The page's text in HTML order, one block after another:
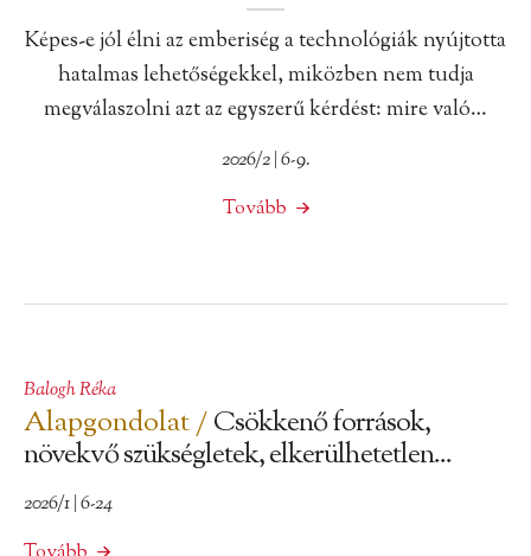
Képes-e jól élni az emberiség a technológiák nyújtotta
hatalmas lehetőségekkel, miközben nem tudja
megválaszolni azt az egyszerű kérdést: mire való…
2026/2 | 6-9.
Tovább
Balogh Réka
Alapgondolat /Csökkenő források,
növekvő szükségletek, elkerülhetetlen...
2026/1 | 6-24